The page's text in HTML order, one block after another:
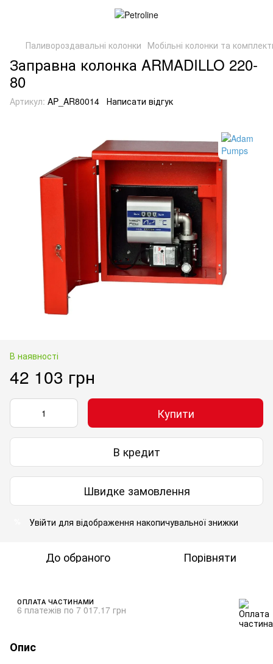
Паливороздавальні колонки Мобільні колонки та
Заправна колонка ARMADILLO 220-
80
Артикул: AP_AR80014 Написати відгук
В наявності
42 103 грн
Купити
В кредит
Швидке замовлення
Увійти для відображення накопичувальної знижки
До обраного Порівняти
ОПЛАТА ЧАСТИНАМИ
6 платежів по 7 017.17 грн
Опис